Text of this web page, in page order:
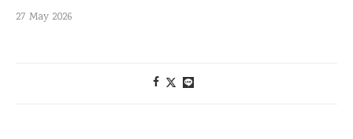
27 May 2026